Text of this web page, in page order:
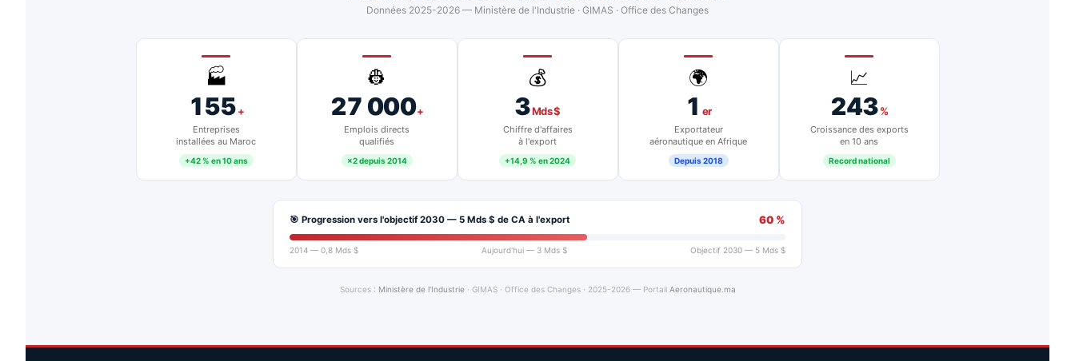
Données 2025-2026 — Ministère de l'Industrie · GIMAS · Office des Changes
🏭
155+
Entreprises
installées au Maroc
+42 % en 10 ans
👷
27 000+
Emplois directs
qualifiés
×2 depuis 2014
💰
3Mds $
Chiffre d'affaires
à l'export
+14,9 % en 2024
🌍
1 er
Exportateur
aéronautique en Afrique
Depuis 2018
📈
243%
Croissance des exports
en 10 ans
Record national
🎯 Progression vers l'objectif 2030 — 5 Mds $ de CA à l'export 60 %
2014 — 0,8 Mds $ Aujourd'hui — 3 Mds $ Objectif 2030 — 5 Mds $
Sources : Ministère de l'Industrie · GIMAS · Office des Changes · 2025-2026 — Portail Aeronautique.ma